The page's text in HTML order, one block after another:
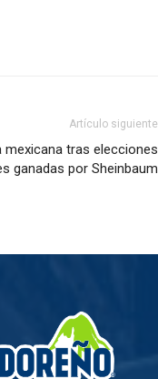
Artículo siguiente
mexicana tras elecciones
ganadas por Sheinbaum